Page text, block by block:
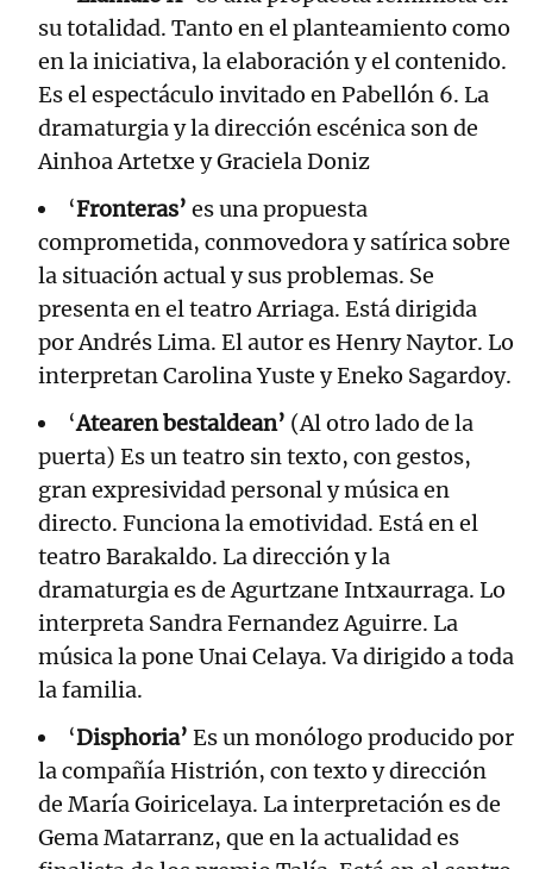
su totalidad. Tanto en el planteamiento como
en la iniciativa, la elaboración y el contenido.
Es el espectáculo invitado en Pabellón 6. La
dramaturgia y la dirección escénica son de
Ainhoa Artetxe y Graciela Doniz
‘Fronteras’ es una propuesta
comprometida, conmovedora y satírica sobre
la situación actual y sus problemas. Se
presenta en el teatro Arriaga. Está dirigida
por Andrés Lima. El autor es Henry Naytor. Lo
interpretan Carolina Yuste y Eneko Sagardoy.
‘Atearen bestaldean’ (Al otro lado de la
puerta) Es un teatro sin texto, con gestos,
gran expresividad personal y música en
directo. Funciona la emotividad. Está en el
teatro Barakaldo. La dirección y la
dramaturgia es de Agurtzane Intxaurraga. Lo
interpreta Sandra Fernandez Aguirre. La
música la pone Unai Celaya. Va dirigido a toda
la familia.
‘Disphoria’ Es un monólogo producido por
la compañía Histrión, con texto y dirección
de María Goiricelaya. La interpretación es de
Gema Matarranz, que en la actualidad es